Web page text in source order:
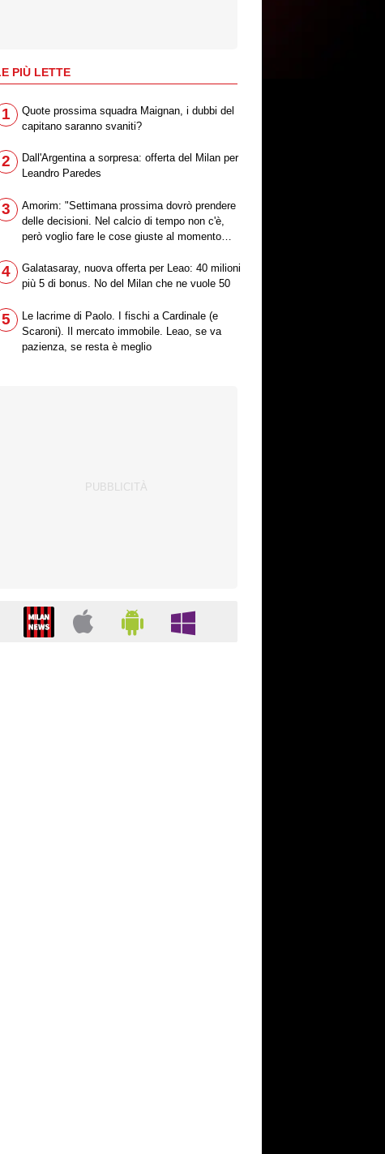
PIÙ LETTE
1
Quote prossima squadra Maignan, i dubbi del
capitano saranno svaniti?
2
Dall'Argentina a sorpresa: offerta del Milan per
Leandro Paredes
3
Amorim: "Settimana prossima dovrò prendere
delle decisioni. Nel calcio di tempo non c'è,
però voglio fare le cose giuste al momento
4
Galatasaray, nuova offerta per Leao: 40 milioni
più 5 di bonus. No del Milan che ne vuole 50
5
Le lacrime di Paolo. I fischi a Cardinale (e
Scaroni). Il mercato immobile. Leao, se va
pazienza, se resta è meglio